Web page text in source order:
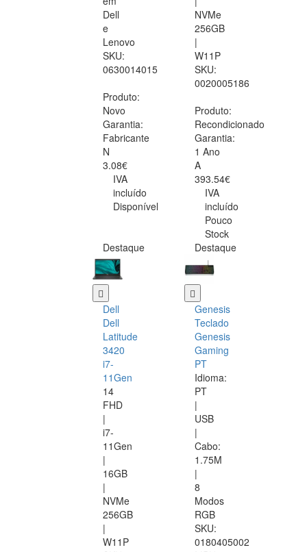
Dell
e
Lenovo
SKU:
0630014015
Produto:
Novo
Garantia:
Fabricante
N
3.08€
IVA
incluído
Disponível
NVMe
256GB
|
W11P
SKU:
0020005186
Produto:
Recondicionado
Garantia:
1 Ano
A
393.54€
IVA
incluído
Pouco
Stock
Destaque
Dell
Dell
Latitude
3420
i7-
11Gen
14
FHD
|
i7-
11Gen
|
16GB
|
NVMe
256GB
|
W11P
Destaque
Genesis
Teclado
Genesis
Gaming
PT
Idioma:
PT
|
USB
|
Cabo:
1.75M
|
8
Modos
RGB
SKU:
0180405002